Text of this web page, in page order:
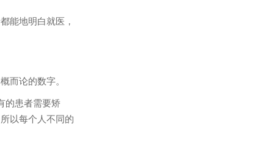
能地明白就医，
而论的数字。
患者需要矫
以每个人不同的